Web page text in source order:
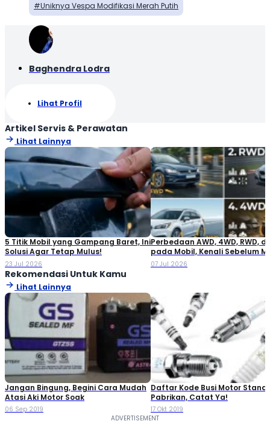
Uniknya Vespa Modifikasi Merah Putih
Baghendra Lodra
Lihat Profil
Artikel Servis & Perawatan
Lihat Lainnya
5 Titik Mobil yang Gampang Baret, Ini
Solusi Agar Tetap Mulus!
23 Jul 2026
Perbedaan AWD, 4WD, RWD,
pada Mobil, Kenali Sebelum
07 Jul 2026
Rekomendasi Untuk Kamu
Lihat Lainnya
Jangan Bingung, Begini Cara Mudah
Atasi Aki Motor Soak
06 Sep 2019
Daftar Kode Busi Motor
Pabrikan, Catat Ya!
17 Okt 2019